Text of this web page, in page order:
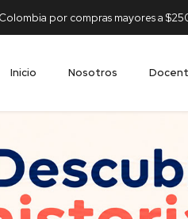
por compras mayores a
Inicio Nosotros